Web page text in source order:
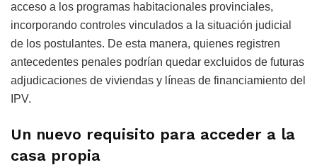
acceso a los programas habitacionales provinciales,
incorporando controles vinculados a la situación judicial
de los postulantes. De esta manera, quienes registren
antecedentes penales podrían quedar excluidos de futuras
adjudicaciones de viviendas y líneas de financiamiento del
IPV.
Un nuevo requisito para acceder a la
casa propia